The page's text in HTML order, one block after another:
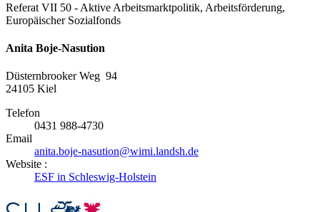
Referat VII 50 - Aktive Arbeitsmarktpolitik, Arbeitsförderung,
Europäischer Sozialfonds
Anita Boje-Nasution
Düsternbrooker Weg 94
24105 Kiel
Telefon
0431 988-4730
Email
anita.boje-nasution@wimi.landsh.de
Website :
ESF in Schleswig-Holstein